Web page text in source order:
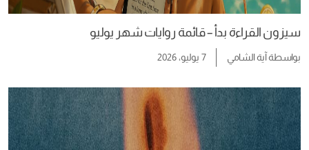
سيزون القراءة بدأ – قائمة روايات شهر يوليو
بواسطةآية الشامي 7 يوليو، 2026